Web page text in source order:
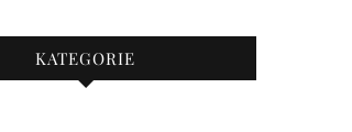
KATEGORIE